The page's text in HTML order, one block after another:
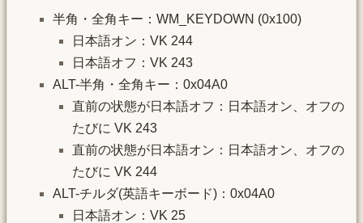
半角・全角キー：WM_KEYDOWN (0x100)
日本語オン：VK 244
日本語オフ：VK 243
ALT-半角・全角キー：0x04A0
直前の状態が日本語オフ：日本語オン、オフの
たびに VK 243
直前の状態が日本語オン：日本語オン、オフの
たびに VK 244
ALT-チルダ(英語キーボード)：0x04A0
日本語オン：VK 25